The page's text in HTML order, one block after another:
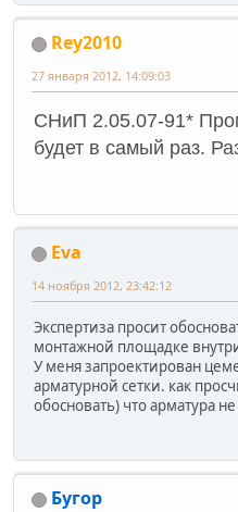
Rey2010
27 января 2012, 14:09:03
СНиП 2.05.07-91*
будет в самый раз.
Eva
14 ноября 2012, 23:42:12
Экспертиза просит
монтажной площадке
У меня запроектирован
арматурной сетки. как
обосновать) что арматура
Бугор